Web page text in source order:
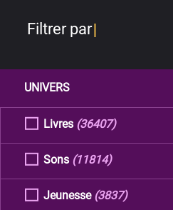
Filtrer par
UNIVERS
Livres (36407)
Sons (11814)
Jeunesse (3837)